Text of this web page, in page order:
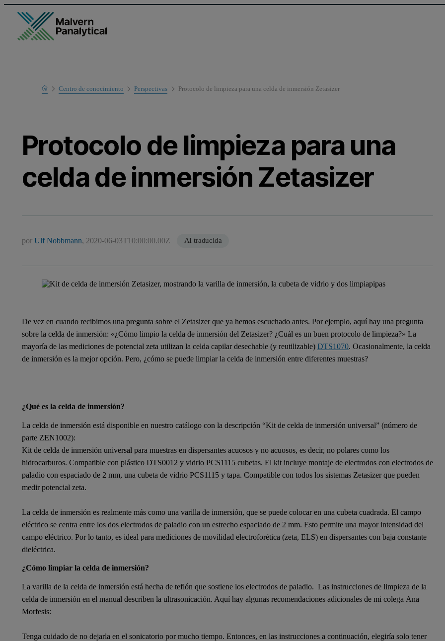
HomeCentro de conocimiento Perspectivas Protocolo de limpieza para una celda de inmersión Zetasizer
Protocolo de limpieza para una
celda de inmersión Zetasizer
por Ulf Nobbmann 2020-06-03T10:00:00.00Z AI traducida
De vez en cuando recibimos una pregunta sobre el Zetasizer que ya hemos escuchado antes. Por ejemplo, aquí hay una pregunta
sobre la celda de inmersión: «¿Cómo limpio la celda de inmersión del Zetasizer? ¿Cuál es un buen protocolo de limpieza?» La
mayoría de las mediciones de potencial zeta utilizan la celda capilar desechable (y reutilizable) DTS1070. Ocasionalmente, la celda
de inmersión es la mejor opción. Pero, ¿cómo se puede limpiar la celda de inmersión entre diferentes muestras?
¿Qué es la celda de inmersión?
La celda de inmersión está disponible en nuestro catálogo con la descripción “Kit de celda de inmersión universal” (número de
parte ZEN1002):
Kit de celda de inmersión universal para muestras en dispersantes acuosos y no acuosos, es decir, no polares como los
hidrocarburos. Compatible con plástico DTS0012 y vidrio PCS1115 cubetas. El kit incluye montaje de electrodos con electrodos de
paladio con espaciado de 2 mm, una cubeta de vidrio PCS1115 y tapa. Compatible con todos los sistemas Zetasizer que pueden
medir potencial zeta.
La celda de inmersión es realmente más como una varilla de inmersión, que se puede colocar en una cubeta cuadrada. El campo
eléctrico se centra entre los dos electrodos de paladio con un estrecho espaciado de 2 mm. Esto permite una mayor intensidad del
campo eléctrico. Por lo tanto, es ideal para mediciones de movilidad electroforética (zeta, ELS) en dispersantes con baja constante
dieléctrica.
¿Cómo limpiar la celda de inmersión?
La varilla de la celda de inmersión está hecha de teflón que sostiene los electrodos de paladio. Las instrucciones de limpieza de la
celda de inmersión en el manual describen la ultrasonicación. Aquí hay algunas recomendaciones adicionales de mi colega Ana
Morfesis:
Tenga cuidado de no dejarla en el sonicatorio por mucho tiempo. Entonces, en las instrucciones a continuación, elegiría solo tener